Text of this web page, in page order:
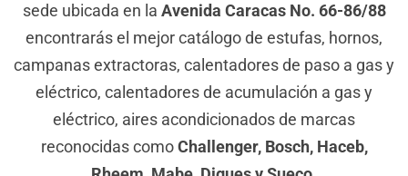
sede ubicada en la Avenida Caracas No. 66-86/88
encontrarás el mejor catálogo de estufas, hornos,
campanas extractoras, calentadores de paso a gas y
eléctrico, calentadores de acumulación a gas y
eléctrico, aires acondicionados de marcas
reconocidas comoChallenger, Bosch, Haceb,